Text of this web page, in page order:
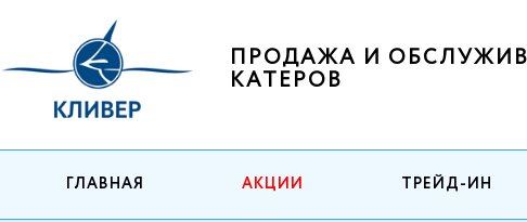
ПРОДАЖА И
КАТЕРОВ
ГЛАВНАЯ АКЦИИ ТРЕЙД-ИН